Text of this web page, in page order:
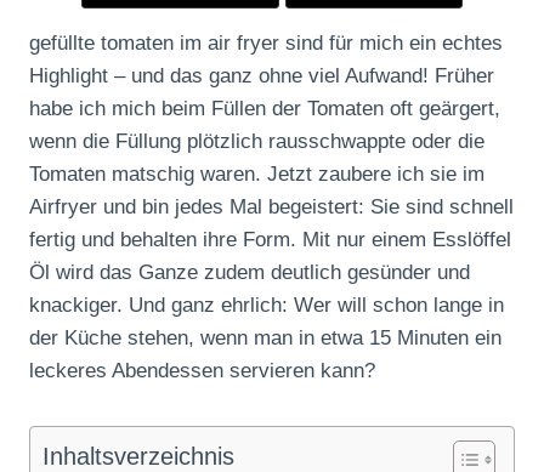
gefüllte tomaten im air fryer sind für mich ein echtes
Highlight – und das ganz ohne viel Aufwand! Früher
habe ich mich beim Füllen der Tomaten oft geärgert,
wenn die Füllung plötzlich rausschwappte oder die
Tomaten matschig waren. Jetzt zaubere ich sie im
Airfryer und bin jedes Mal begeistert: Sie sind schnell
fertig und behalten ihre Form. Mit nur einem Esslöffel
Öl wird das Ganze zudem deutlich gesünder und
knackiger. Und ganz ehrlich: Wer will schon lange in
der Küche stehen, wenn man in etwa 15 Minuten ein
leckeres Abendessen servieren kann?
Inhaltsverzeichnis